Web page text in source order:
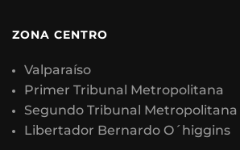
ZONA CENTRO
Valparaíso
Primer Tribunal Metropolitana
Segundo Tribunal Metropolitana
Libertador Bernardo O´higgins